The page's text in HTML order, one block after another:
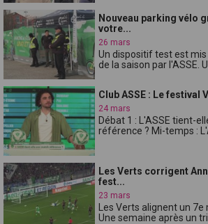
Nouveau parking vélo
votre...
26 mars
Un dispositif test est
de la saison par l'ASSE.
Club ASSE : Le festival
24 mars
Débat 1 : L'ASSE tient-
référence ? Mi-temps :
Les Verts corrigent
fest...
23 mars
Les Verts alignent un
Une semaine après un